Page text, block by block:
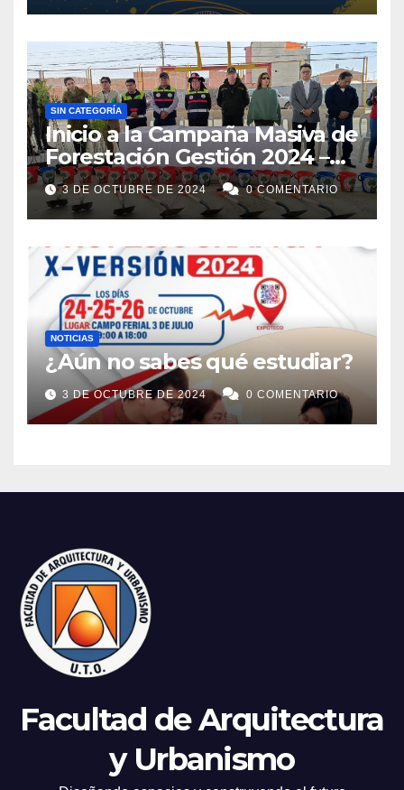
SIN CATEGORÍA
Inicio a la Campaña Masiva de
Forestación Gestión 2024 –
2025
3 DE OCTUBRE DE 2024 0 COMENTARIO
NOTICIAS
¿Aún no sabes qué estudiar?
3 DE OCTUBRE DE 2024 0 COMENTARIO
Facultad de Arquitectura
y Urbanismo